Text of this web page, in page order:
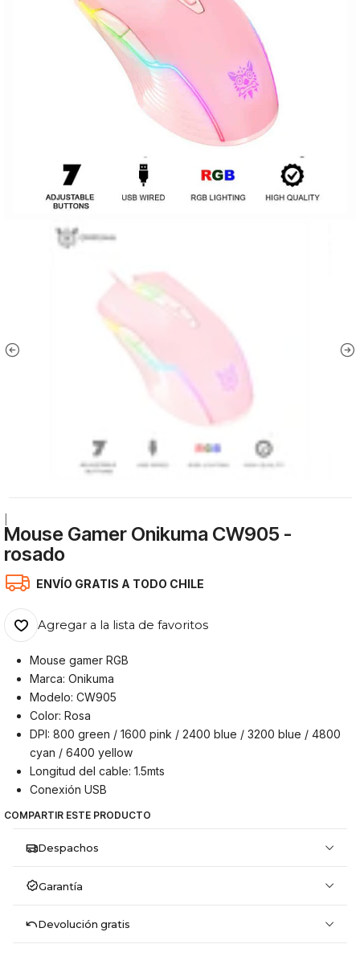
Mouse Gamer Onikuma CW905 -
rosado
ENVÍO GRATIS A TODO CHILE
Agregar a la lista de favoritos
Mouse gamer RGB
Marca: Onikuma
Modelo: CW905
Color: Rosa
DPI: 800 green / 1600 pink / 2400 blue / 3200 blue / 4800
cyan / 6400 yellow
Longitud del cable: 1.5mts
Conexión USB
COMPARTIR ESTE PRODUCTO
Despachos
Garantía
Devolución gratis